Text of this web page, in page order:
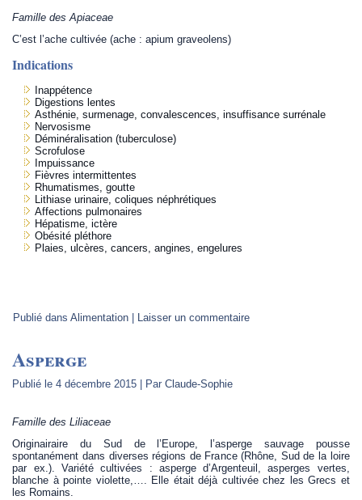
Famille des Apiaceae
C’est l’ache cultivée (ache : apium graveolens)
Indications
Inappétence
Digestions lentes
Asthénie, surmenage, convalescences, insuffisance surrénale
Nervosisme
Déminéralisation (tuberculose)
Scrofulose
Impuissance
Fièvres intermittentes
Rhumatismes, goutte
Lithiase urinaire, coliques néphrétiques
Affections pulmonaires
Hépatisme, ictère
Obésité pléthore
Plaies, ulcères, cancers, angines, engelures
Publié dans Alimentation Laisser un commentaire
Asperge
Publié le 4 décembre 2015 Par Claude-Sophie
Famille des Liliaceae
Originairaire du Sud de l’Europe, l’asperge sauvage pousse
spontanément dans diverses régions de France (Rhône, Sud de la loire
par ex.). Variété cultivées : asperge d’Argenteuil, asperges vertes,
blanche à pointe violette,…. Elle était déjà cultivée chez les Grecs et
les Romains.